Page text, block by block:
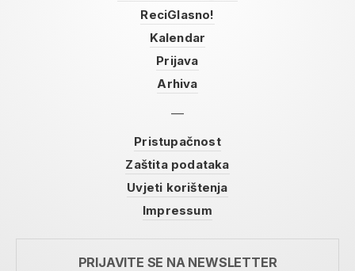
ReciGlasno!
Kalendar
Prijava
Arhiva
Pristupačnost
Zaštita podataka
Uvjeti korištenja
Impressum
PRIJAVITE SE NA NEWSLETTER